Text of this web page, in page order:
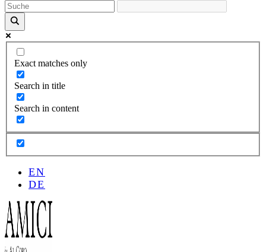
Exact matches only
Search in title
Search in content
EN
DE